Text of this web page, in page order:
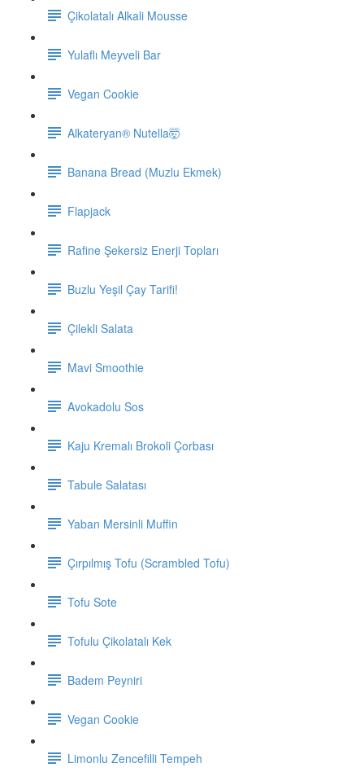
Çikolatalı Alkali Mousse
Yulaflı Meyveli Bar
Vegan Cookie
Alkateryan® Nutella🤯
Banana Bread (Muzlu Ekmek)
Flapjack
Rafine Şekersiz Enerji Topları
Buzlu Yeşil Çay Tarifi!
Çilekli Salata
Mavi Smoothie
Avokadolu Sos
Kaju Kremalı Brokoli Çorbası
Tabule Salatası
Yaban Mersinli Muffin
Çırpılmış Tofu (Scrambled Tofu)
Tofu Sote
Tofulu Çikolatalı Kek
Badem Peyniri
Vegan Cookie
Limonlu Zencefilli Tempeh